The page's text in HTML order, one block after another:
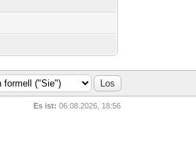
Es ist: 06.08.2026, 18:56